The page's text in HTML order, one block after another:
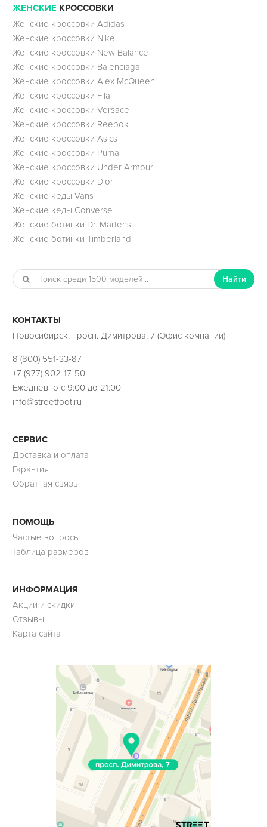
ЖЕНСКИЕ КРОССОВКИ
Женские кроссовки Adidas
Женские кроссовки Nike
Женские кроссовки New Balance
Женские кроссовки Balenciaga
Женские кроссовки Alex McQueen
Женские кроссовки Fila
Женские кроссовки Versace
Женские кроссовки Reebok
Женские кроссовки Asics
Женские кроссовки Puma
Женские кроссовки Under Armour
Женские кроссовки Dior
Женские кеды Vans
Женские кеды Converse
Женские ботинки Dr. Martens
Женские ботинки Timberland
Найти
КОНТАКТЫ
Новосибирск, просп. Димитрова, 7 (Офис компании)
8 (800) 551-33-87
+7 (977) 902-17-50
Ежедневно с 9:00 до 21:00
info@streetfoot.ru
СЕРВИС
Доставка и оплата
Гарантия
Обратная связь
ПОМОЩЬ
Частые вопросы
Таблица размеров
ИНФОРМАЦИЯ
Акции и скидки
Отзывы
Карта сайта